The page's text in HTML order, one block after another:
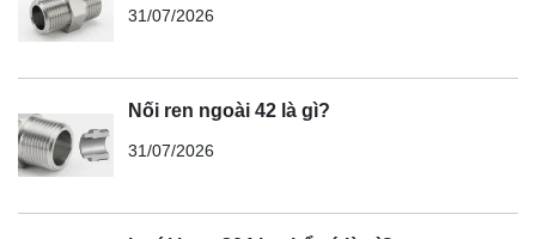
31/07/2026
Nối ren ngoài 42 là gì?
31/07/2026